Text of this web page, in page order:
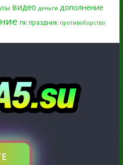
видео деньги дополнение
пк праздник противоборство